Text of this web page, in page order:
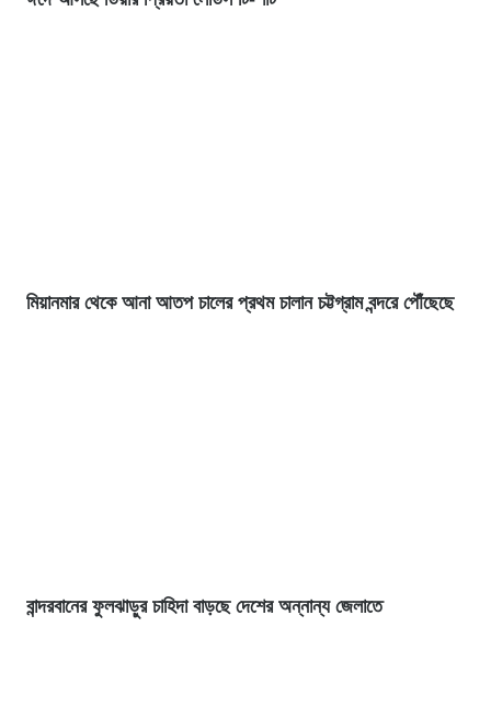
মিয়ানমার থেকে আনা আতপ চালের প্রথম চালান চট্টগ্রাম বন্দরে পৌঁছেছে
বান্দরবানের ফুলঝাড়ুর চাহিদা বাড়ছে দেশের অন্নান্য জেলাতে